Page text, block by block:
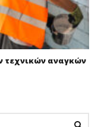
τεχνικών αναγκών